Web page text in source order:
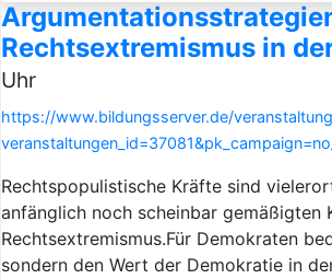
Rechtsextremismus in
Uhr
https://www.bildungsserver.de/
Rechtspopulistische Kräfte sind
anfänglich noch scheinbar
Rechtsextremismus.Für Demokraten
sondern den Wert der Demokratie in